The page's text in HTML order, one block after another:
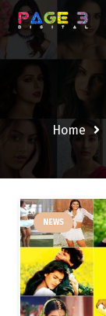
Home
NEWS